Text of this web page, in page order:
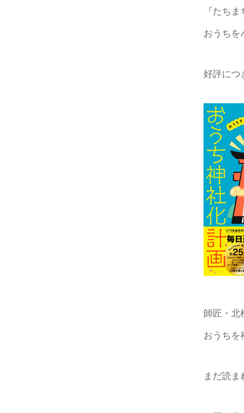
『たち
おうちを
好評につ
師匠・北
おうちを
まだ読ま